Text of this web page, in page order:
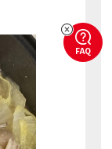
FAQ